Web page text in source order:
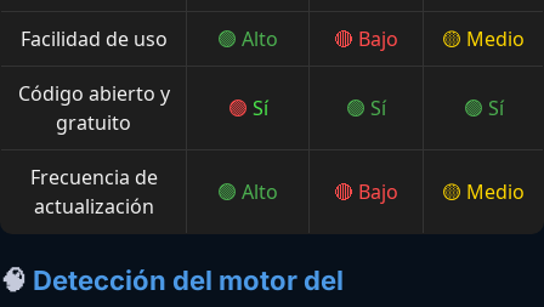
Facilidad de uso 🟢 Alto 🔴 Bajo 🟡 Medio
Código abierto y
gratuito
🟢 Sí 🟢 Sí 🟢 Sí
Frecuencia de
actualización
🟢 Alto 🔴 Bajo 🟡 Medio
🧠 Detección del motor del